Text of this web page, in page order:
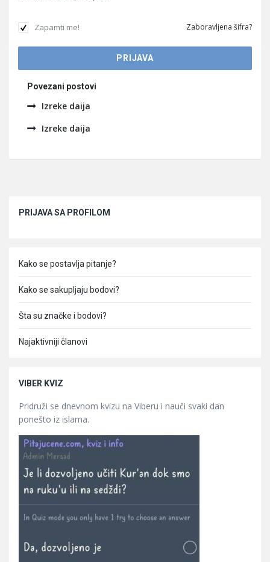
Zapamti me! Zaboravljena šifra?
Povezani postovi
Izreke daija
Izreke daija
PRIJAVA SA PROFILOM
Kako se postavlja pitanje?
Kako se sakupljaju bodovi?
Šta su značke i bodovi?
Najaktivniji članovi
VIBER KVIZ
Pridruži se dnevnom kvizu na Viberu i nauči svaki dan
ponešto iz islama.